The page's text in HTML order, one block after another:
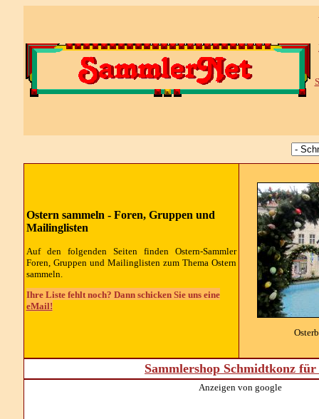
Ostern sammeln - Foren, Gruppen und
Mailinglisten
Auf den folgenden Seiten finden Ostern-Sammler
Foren, Gruppen und Mailinglisten zum Thema Ostern
sammeln.
Ihre Liste fehlt noch? Dann schicken Sie uns eine
eMail!
Sammlershop Schmidtkonz
Anzeigen von google